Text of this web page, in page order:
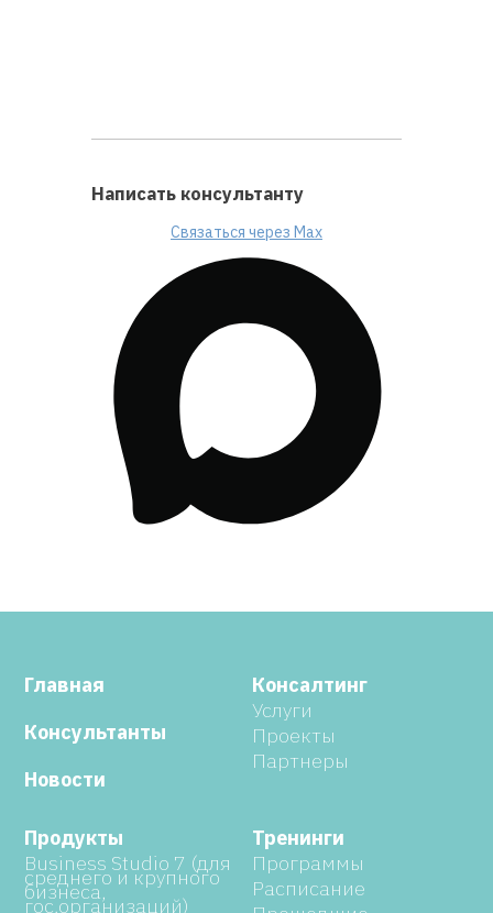
Написать консультанту
Связаться через Max
Главная
Консультанты
Новости
Консалтинг
Услуги
Проекты
Партнеры
Продукты
Business Studio 7 (для
среднего и крупного
бизнеса,
гос.организаций)
Тренинги
Программы
Расписание